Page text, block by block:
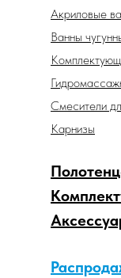
Акриловые
Ванны
Смесители
Карнизы